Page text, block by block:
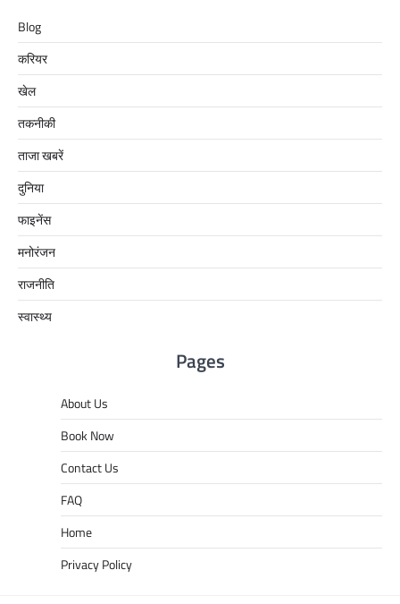
Blog
करियर
खेल
तकनीकी
ताजा खबरें
दुनिया
फाइनेंस
मनोरंजन
राजनीति
स्वास्थ्य
Pages
About Us
Book Now
Contact Us
FAQ
Home
Privacy Policy